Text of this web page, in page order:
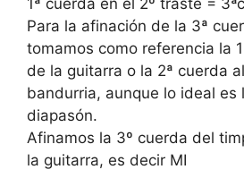
1ª cuerda en el 2º traste =
Para la afinación de la 3ª
tomamos como referencia la
de la guitarra o la 2ª cuerda
bandurria, aunque lo ideal es
diapasón.
Afinamos la 3º cuerda del
la guitarra, es decir MI